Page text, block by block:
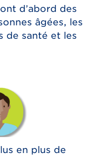
d’abord des
âgées, les
de santé et les
en plus de